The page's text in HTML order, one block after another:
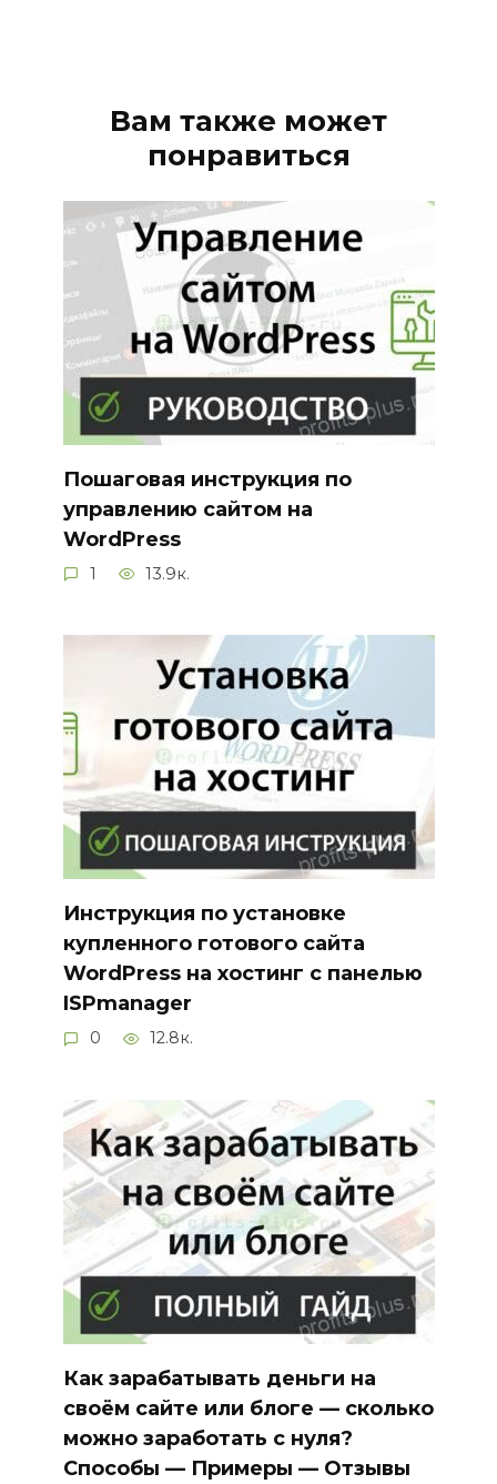
Вам также может
понравиться
Пошаговая инструкция по
управлению сайтом на
WordPress
1 13.9к.
Инструкция по установке
купленного готового сайта
WordPress на хостинг с панелью
ISPmanager
0 12.8к.
Как зарабатывать деньги на
своём сайте или блоге — сколько
можно заработать с нуля?
Способы — Примеры — Отзывы